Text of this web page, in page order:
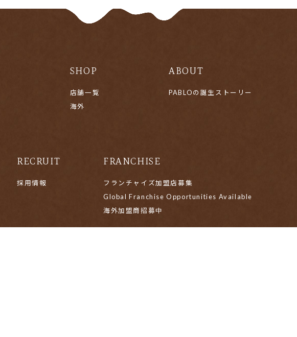
SHOP
店舗一覧
海外
ABOUT
PABLOの誕生ストーリー
RECRUIT
採用情報
FRANCHISE
フランチャイズ加盟店募集
Global Franchise Opportunities Available
海外加盟商招募中